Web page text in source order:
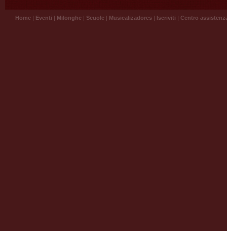
Home | Eventi | Milonghe | Scuole | Musicalizadores | Iscriviti | Centro